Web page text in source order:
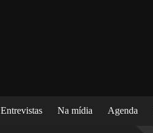
Entrevistas Na mídia Agenda